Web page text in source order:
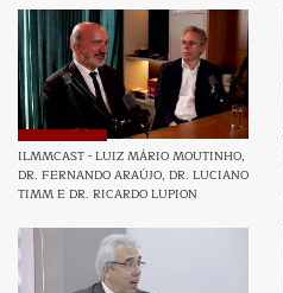
ILMMCAST - LUIZ MÁRIO MOUTINHO,
DR. FERNANDO ARAÚJO, DR. LUCIANO
TIMM E DR. RICARDO LUPION